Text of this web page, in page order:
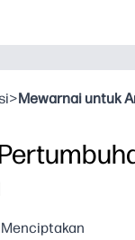
>Mewarnai untuk